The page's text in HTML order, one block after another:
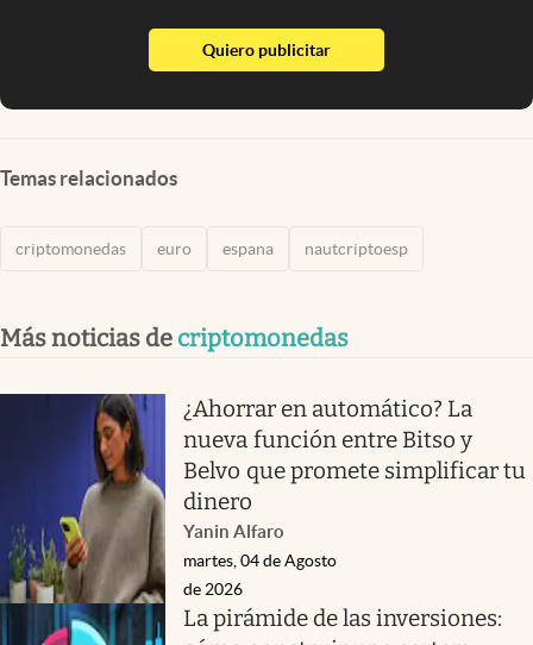
Quiero publicitarabre en nueva pestaña
Temas relacionados
criptomonedas euro espana nautcriptoesp
Más noticias de criptomonedas
¿Ahorrar en automático? La
nueva función entre Bitso y
Belvo que promete simplificar tu
dinero
Yanin Alfaro
martes, 04 de Agosto
de 2026
La pirámide de las inversiones: